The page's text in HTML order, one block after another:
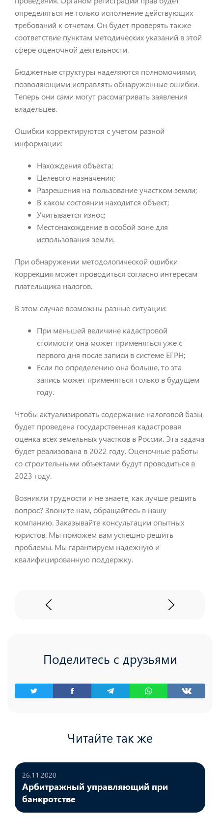
определяться не только исполнение действующих
требований к отчетам. Он будет проверять также
соответствие пунктам методических указаний в этой
сфере оценочной деятельности.
Бюджетные структуры наделяются полномочиями,
позволяющими исправлять обнаруженные ошибки.
Теперь они сами могут рассматривать заявления
владельцев.
Ошибки корректируются с учетом разной
информации:
Нахождения объекта;
Целевого назначения;
Разрешения на пользование участком земли;
В каком состоянии находится объект;
Учитывается износ;
Местонахождение в особой зоне для
использования земли.
При обнаружении методологической ошибки
коррекция может проводиться согласно интересам
плательщика налогов.
В этом случае возможны разные ситуации:
При меньшей величине кадастровой
стоимости она может применяться уже с
первого дня после записи в системе ЕГРН;
Если по определению она больше, то эта
запись может применяться только в будущем
году.
Чтобы актуализировать содержание налоговой базы,
будет проведена государственная кадастровая
оценка всех земельных участков в России. Эта задача
будет реализована в 2022 году. Оценочные работы
со строительными объектами будут проводиться в
2023 году.
Возникли трудности и не знаете, как лучше решить
вопрос? Звоните нам, обращайтесь в нашу
компанию. Заказывайте консультации опытных
юристов. Мы поможем вам успешно решить
проблемы. Мы гарантируем надежную и
квалифицированную поддержку.
Поделитесь с друзьями
Читайте так же
26.11.2020
Арбитражный управляющий при
банкротстве